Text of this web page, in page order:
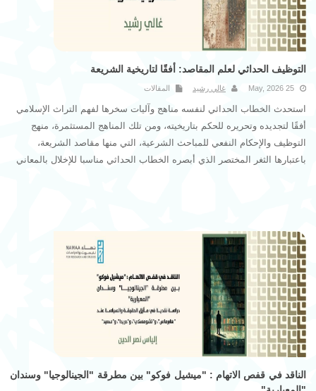
التوظيف الحداثي لعلم المقاصد: أفقًا لتاريخية الشريعة
25 May, 2026 غالي رشيد المقالات
استحدث الخطاب الحداثي لنفسه مناهج وآليات سخرها لفهم التراث الإسلامي
أفقًا لتجديده وتحريره للحكم بتاريخيته، ومن تلك المناهج المستثمرة، منهج
التوظيف والإحكام النفعي للمباحث الشرعية، التي منها مقاصد الشريعة،
باعتبارها الثغر المختصر الذي أبصره الخطاب الحداثي مناسبا للإخلال بالمعاني
الناقد في قفص الاتهام : "ميشيل فوكو" بين مطرقة "الجينالوجيا" وسندان